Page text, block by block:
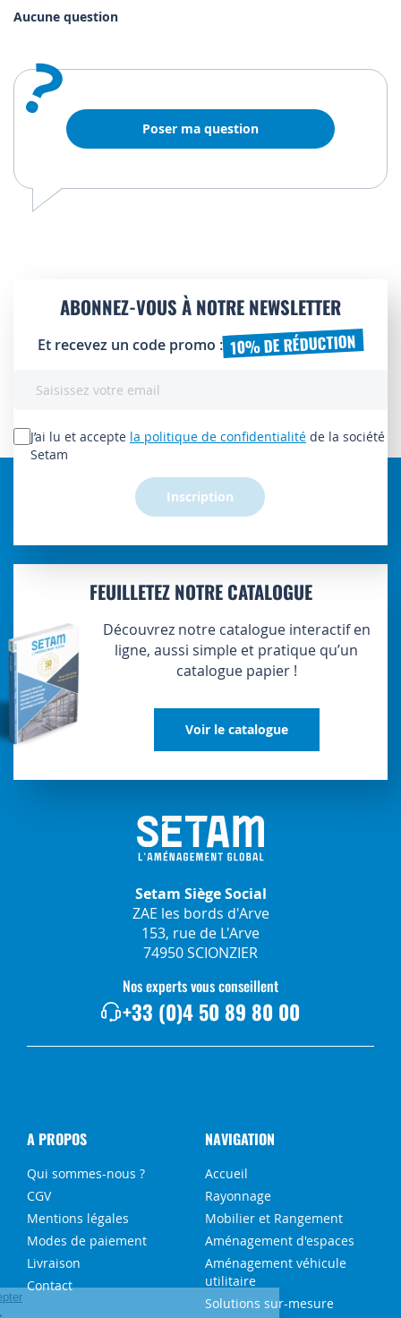
Aucune question
? Poser ma question
ABONNEZ-VOUS À NOTRE NEWSLETTER
Et recevez un code promo : 10% DE RÉDUCTION
lettre
d’information
J’ai lu et accepte la politique de confidentialité de la société
Setam
Inscription
FEUILLETEZ NOTRE CATALOGUE
Découvrez notre catalogue interactif en
ligne, aussi simple et pratique qu’un
catalogue papier !
Voir le catalogue
Setam Siège Social
ZAE les bords d'Arve
153, rue de L'Arve
74950 SCIONZIER
Nos experts vous conseillent
+33 (0)4 50 89 80 00
A PROPOS
Qui sommes-nous ?
CGV
Mentions légales
Modes de paiement
Livraison
Contact
NAVIGATION
Accueil
Rayonnage
Mobilier et Rangement
Aménagement d'espaces
Aménagement véhicule
utilitaire
Solutions sur-mesure